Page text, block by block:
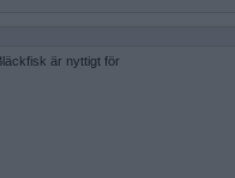
är nyttigt för